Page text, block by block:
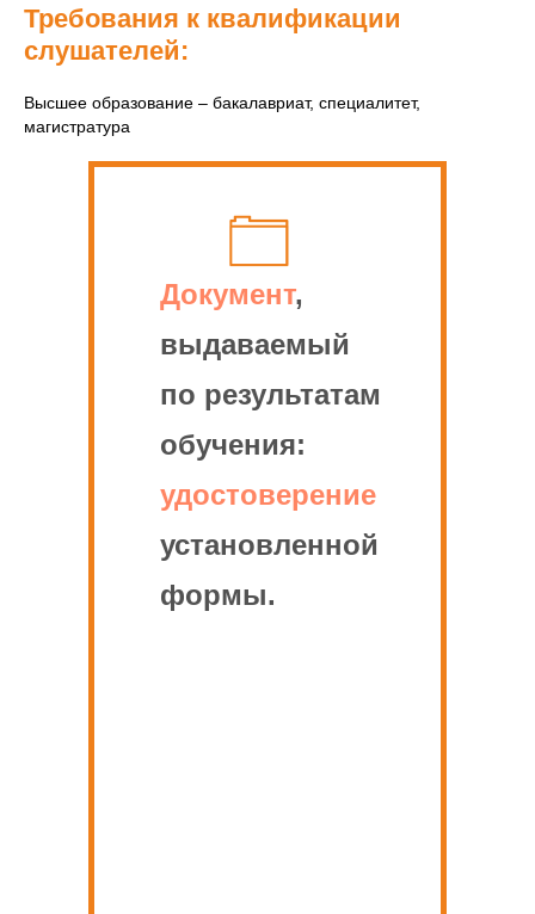
Требования к квалификации
слушателей:
Высшее образование – бакалавриат, специалитет,
магистратура
Документ,
выдаваемый
по результатам
обучения:
удостоверение
установленной
формы.